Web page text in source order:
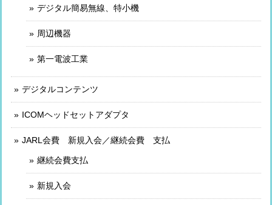
デジタル簡易無線、特小機
周辺機器
第一電波工業
デジタルコンテンツ
ICOMヘッドセットアダプタ
JARL会費 新規入会／継続会費 支払
継続会費支払
新規入会